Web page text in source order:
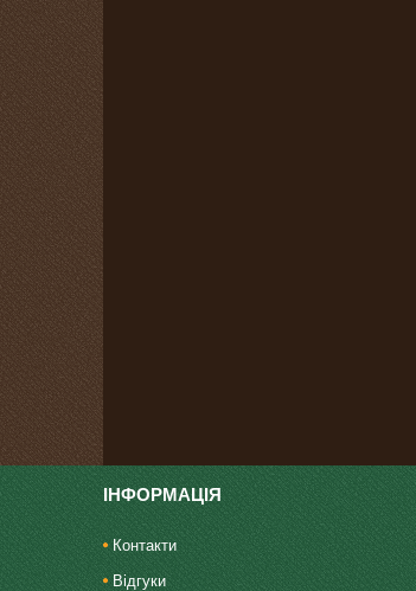
ІНФОРМАЦІЯ
Контакти
Відгуки